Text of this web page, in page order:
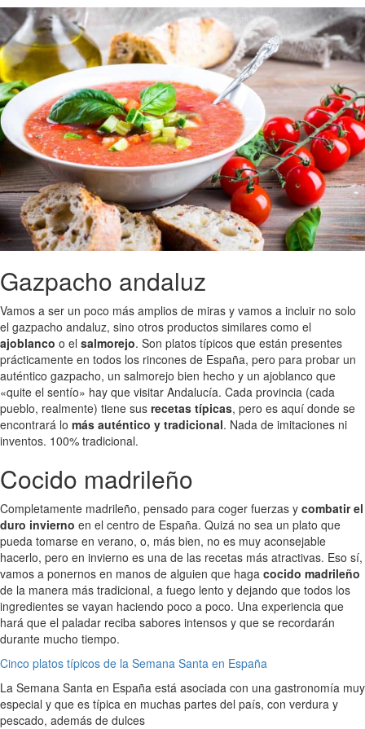
Gazpacho andaluz
Vamos a ser un poco más amplios de miras y vamos a incluir no solo
el gazpacho andaluz, sino otros productos similares como el
ajoblanco o el salmorejo. Son platos típicos que están presentes
prácticamente en todos los rincones de España, pero para probar un
auténtico gazpacho, un salmorejo bien hecho y un ajoblanco que
«quite el sentío» hay que visitar Andalucía. Cada provincia (cada
pueblo, realmente) tiene sus recetas típicas, pero es aquí donde se
encontrará lo más auténtico y tradicional. Nada de imitaciones ni
inventos. 100% tradicional.
Cocido madrileño
Completamente madrileño, pensado para coger fuerzas y combatir el
duro invierno en el centro de España. Quizá no sea un plato que
pueda tomarse en verano, o, más bien, no es muy aconsejable
hacerlo, pero en invierno es una de las recetas más atractivas. Eso sí,
vamos a ponernos en manos de alguien que haga cocido madrileño
de la manera más tradicional, a fuego lento y dejando que todos los
ingredientes se vayan haciendo poco a poco. Una experiencia que
hará que el paladar reciba sabores intensos y que se recordarán
durante mucho tiempo.
Cinco platos típicos de la Semana Santa en España
La Semana Santa en España está asociada con una gastronomía muy
especial y que es típica en muchas partes del país, con verdura y
pescado, además de dulces